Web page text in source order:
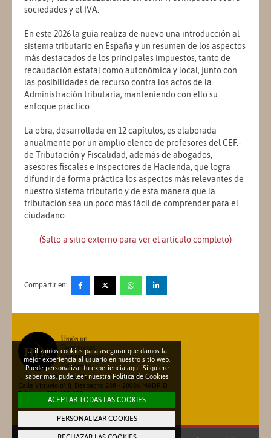
sociedades y el IVA.
En este 2026 la guía realiza de nuevo una introducción al
sistema tributario en España y un resumen de los aspectos
más destacados de los principales impuestos, tanto de
recaudación estatal como autonómica y local, junto con
las posibilidades de recurso contra los actos de la
Administración tributaria, manteniendo con ello su
enfoque práctico.
La obra, desarrollada en 12 capítulos, es elaborada
anualmente por un amplio elenco de profesores del CEF.-
de Tributación y Fiscalidad, además de abogados,
asesores fiscales e inspectores de Hacienda, que logra
difundir de forma práctica los aspectos más relevantes de
nuestro sistema tributario y de esta manera que la
tributación sea un poco más fácil de comprender para el
ciudadano.
(Salto a sitio externo para ver el artículo completo)
Compartir en:
Unión de Editoriales Universitarias Españolas
Calle Vitruvio nº 8, Despacho 208 - 28006 MADRID
Teléfono: 913 600 698
secretariatecnica@une.es
Utilizamos cookies para asegurar que damos la
mejor experiencia al usuario en nuestro sitio web.
Puede personalizar tu experiencia aquí. Si quiere
saber más, pude leer nuestraPolítica de Cookies
ACEPTAR TODAS LAS COOKIES
PERSONALIZAR COOKIES